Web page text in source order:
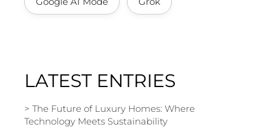
LATEST ENTRIES
The Future of Luxury Homes: Where
Technology Meets Sustainability